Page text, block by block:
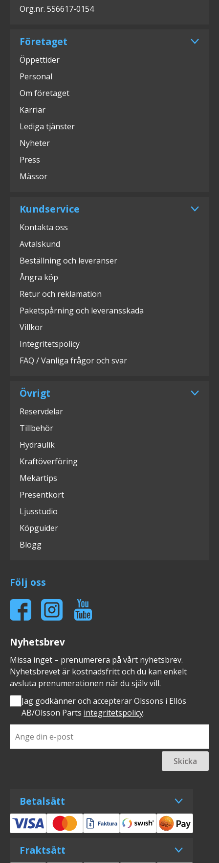
Org.nr. 556617-0154
Företaget
Öppettider
Personal
Om företaget
Karriär
Lediga tjänster
Nyheter
Press
Mässor
Kundservice
Kontakta oss
Avtalskund
Beställning och leveranser
Ångra köp
Retur och reklamation
Paketspårning och leveransskada
Villkor
Integritetspolicy
FAQ / Vanliga frågor och svar
Övrigt
Reservdelar
Tillbehör
Hydraulik
Kraftöverföring
Mekartips
Presentkort
Ljusstudio
Köpguider
Blogg
Följ oss
Nyhetsbrev
Missa inget – prenumerera på vårt nyhetsbrev.
Nyhetsbrevet är kostnadsfritt och du kan enkelt
avsluta prenumerationen när du själv vill.
Jag godkänner och accepterar Olssons i Ellös
AB/Olsson Parts integritetspolicy.
Skicka
Betalsätt
Fraktsätt